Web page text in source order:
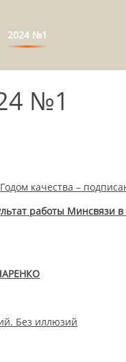
2024 №1
№1
качества –
работы Минсвязи
Без иллюзий